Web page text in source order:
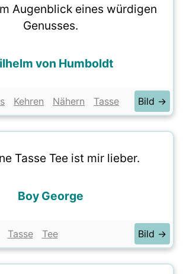
Augenblick eines würdigen
Genusses.
von Humboldt
Kehren Nähern Tasse Bild →
Tasse Tee ist mir lieber.
Boy George
Tasse Tee Bild →